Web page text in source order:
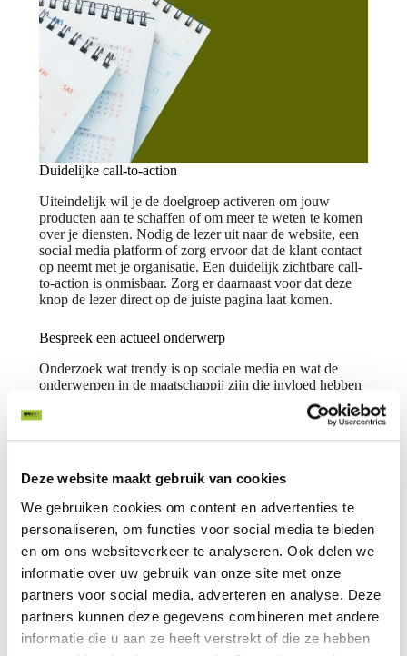
Deze website maakt gebruik van cookies
We gebruiken cookies om content en advertenties te
personaliseren, om functies voor social media te bieden
en om ons websiteverkeer te analyseren. Ook delen we
informatie over uw gebruik van onze site met onze
partners voor social media, adverteren en analyse. Deze
partners kunnen deze gegevens combineren met andere
informatie die u aan ze heeft verstrekt of die ze hebben
Duidelijke call-to-action
Uiteindelijk wil je de doelgroep activeren om jouw
producten aan te schaffen of om meer te weten te komen
over je diensten. Nodig de lezer uit naar de website, een
social media platform of zorg ervoor dat de klant contact
op neemt met je organisatie. Een duidelijk zichtbare call-
to-action is onmisbaar. Zorg er daarnaast voor dat deze
knop de lezer direct op de juiste pagina laat komen.
Bespreek een actueel onderwerp
Onderzoek wat trendy is op sociale media en wat de
onderwerpen in de maatschappij zijn die invloed hebben
op jouw organisatie. Ontwikkelingen in de sector? Vertel
er iets over en neem je lezers mee in wat er speelt in de
En nu? Aan de slag met het maken van
een nieuwsbrief! Ga zelf aan de slag of
gebruik tip 7: doe een belletje naar ons.
😉 Wij helpen je graag met tekst,